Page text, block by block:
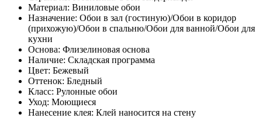
Материал: Виниловые обои
Назначение: Обои в зал (гостиную)/Обои в коридор
(прихожую)/Обои в спальню/Обои для ванной/Обои для
кухни
Основа: Флизелиновая основа
Наличие: Складская программа
Цвет: Бежевый
Оттенок: Бледный
Класс: Рулонные обои
Уход: Моющиеся
Нанесение клея: Клей наносится на стену